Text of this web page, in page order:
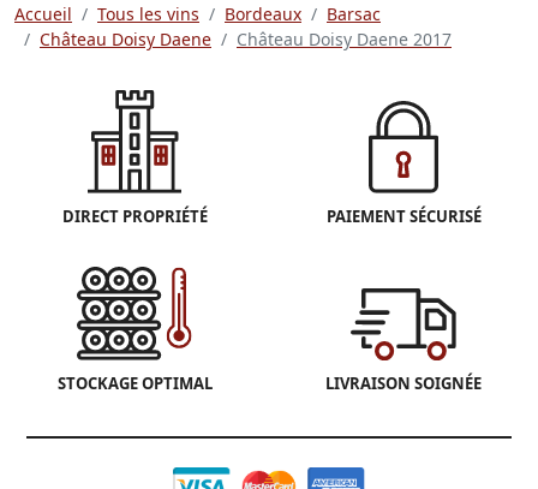
Accueil Tous les vins Bordeaux
Barsac
Château Doisy Daene
Château Doisy Daene 2017
DIRECT PROPRIÉTÉ PAIEMENT SÉCURISÉ
STOCKAGE OPTIMAL LIVRAISON SOIGNÉE